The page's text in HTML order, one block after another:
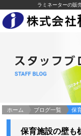
ラミネーターの販
ホーム ブログ一覧 保
保育施設の壁も